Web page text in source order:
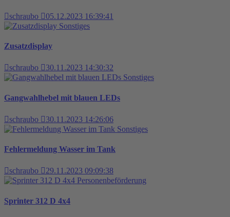
schraubo
05.12.2023 16:39:41
Sonstiges
Zusatzdisplay
schraubo
30.11.2023 14:30:32
Sonstiges
Gangwahlhebel mit blauen LEDs
schraubo
30.11.2023 14:26:06
Sonstiges
Fehlermeldung Wasser im Tank
schraubo
29.11.2023 09:09:38
Personenbeförderung
Sprinter 312 D 4x4